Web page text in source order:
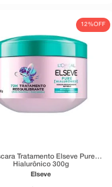
12%OFF
Tratamento Elseve Pure
Hialurônico 300g
Elseve